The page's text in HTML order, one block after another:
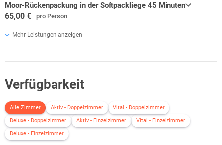
Moor-Rückenpackung in der Softpackliege 45 Minuten
65,00 € pro Person
Mehr Leistungen anzeigen
Verfügbarkeit
Alle Zimmer Aktiv - Doppelzimmer
Vital - Doppelzimmer
Deluxe - Doppelzimmer
Aktiv - Einzelzimmer
Vital - Einzelzimmer
Deluxe - Einzelzimmer